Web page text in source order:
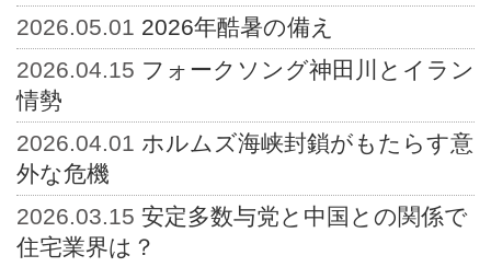
2026.05.01 2026年酷暑の備え
2026.04.15 フォークソング神田川とイラン
情勢
2026.04.01 ホルムズ海峡封鎖がもたらす意
外な危機
2026.03.15 安定多数与党と中国との関係で
住宅業界は？